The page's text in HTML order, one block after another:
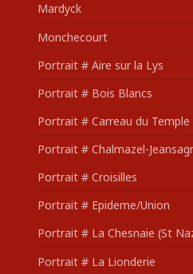
Mardyck
Monchecourt
Portrait # Aire sur la Lys
Portrait # Bois Blancs
Portrait # Carreau du Temple
Portrait # Chalmazel-
Portrait # Croisilles
Portrait # Epideme/Union
Portrait # La Chesnaie (St
Portrait # La Lionderie